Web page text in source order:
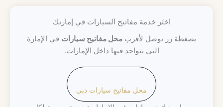
اختَر خدمة مفاتيح السيارات في إمارتك
بضغطة زر توصل لأقرب محل مفاتيح سيارات في الإمارة
التي تتواجد فيها داخل الإمارات.
محل مفاتيح سيارات دبي